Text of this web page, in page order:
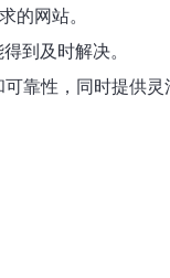
的网站。
到及时解决。
靠性，同时提供